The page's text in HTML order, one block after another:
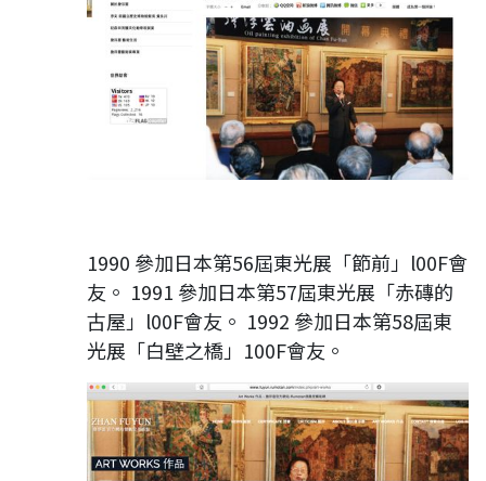
1990 參加日本第56屆東光展「節前」l00F會
友。 1991 參加日本第57屆東光展「赤磚的
古屋」l00F會友。 1992 參加日本第58屆東
光展「白壁之橋」100F會友。